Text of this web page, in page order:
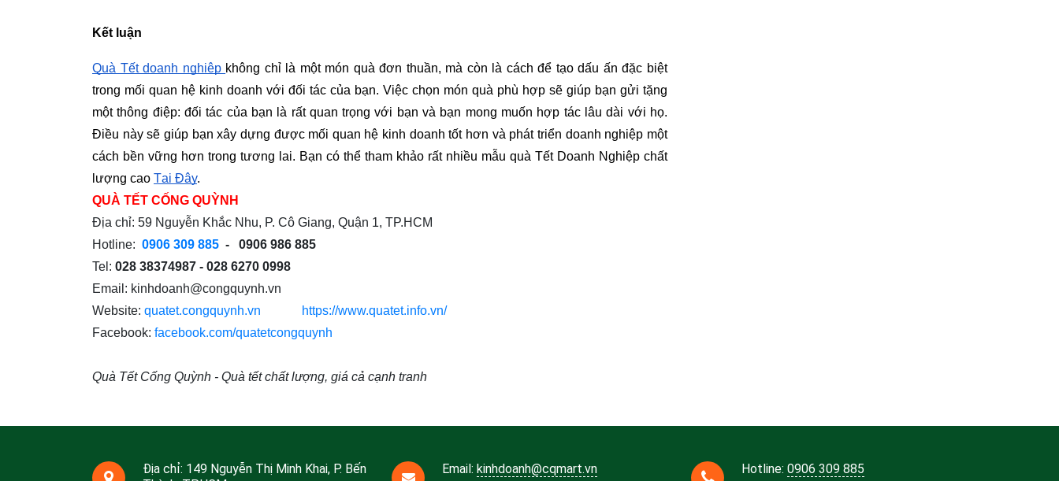
Kết luận
Quà Tết doanh nghiệp không chỉ là một món quà đơn thuần, mà còn là cách để tạo dấu ấn đặc biệt
trong mối quan hệ kinh doanh với đối tác của bạn. Việc chọn món quà phù hợp sẽ giúp bạn gửi tặng
một thông điệp: đối tác của bạn là rất quan trọng với bạn và bạn mong muốn hợp tác lâu dài với họ.
Điều này sẽ giúp bạn xây dựng được mối quan hệ kinh doanh tốt hơn và phát triển doanh nghiệp một
cách bền vững hơn trong tương lai. Bạn có thể tham khảo rất nhiều mẫu quà Tết Doanh Nghiệp chất
lượng cao Tại Đây.
QUÀ TẾT CỐNG QUỲNH
Địa chỉ: 59 Nguyễn Khắc Nhu, P. Cô Giang, Quận 1, TP.HCM
Hotline: 0906 309 885 - 0906 986 885
Tel: 028 38374987 - 028 6270 0998
Email: kinhdoanh@congquynh.vn
Website: quatet.congquynh.vn
https://www.quatet.info.vn/
Facebook: facebook.com/quatetcongquynh
Quà Tết Cống Quỳnh - Quà tết chất lượng, giá cả cạnh tranh
Địa chỉ: 149 Nguyễn Thị Minh Khai, P. Bến
Email: kinhdoanh@cqmart.vn Hotline: 0906 309 885